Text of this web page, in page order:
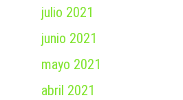
julio 2021
junio 2021
mayo 2021
abril 2021